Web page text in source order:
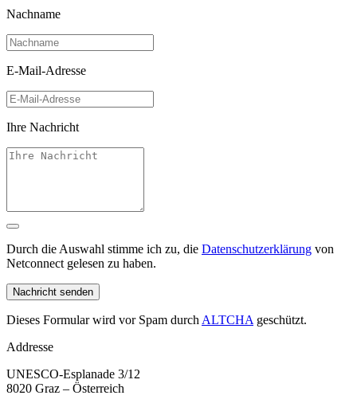
Nachname
E-Mail-Adresse
Ihre Nachricht
Durch die Auswahl stimme ich zu, die Datenschutzerklärung von
Netconnect gelesen zu haben.
Nachricht senden
Dieses Formular wird vor Spam durch ALTCHA geschützt.
Addresse
UNESCO-Esplanade 3/12
8020 Graz – Österreich